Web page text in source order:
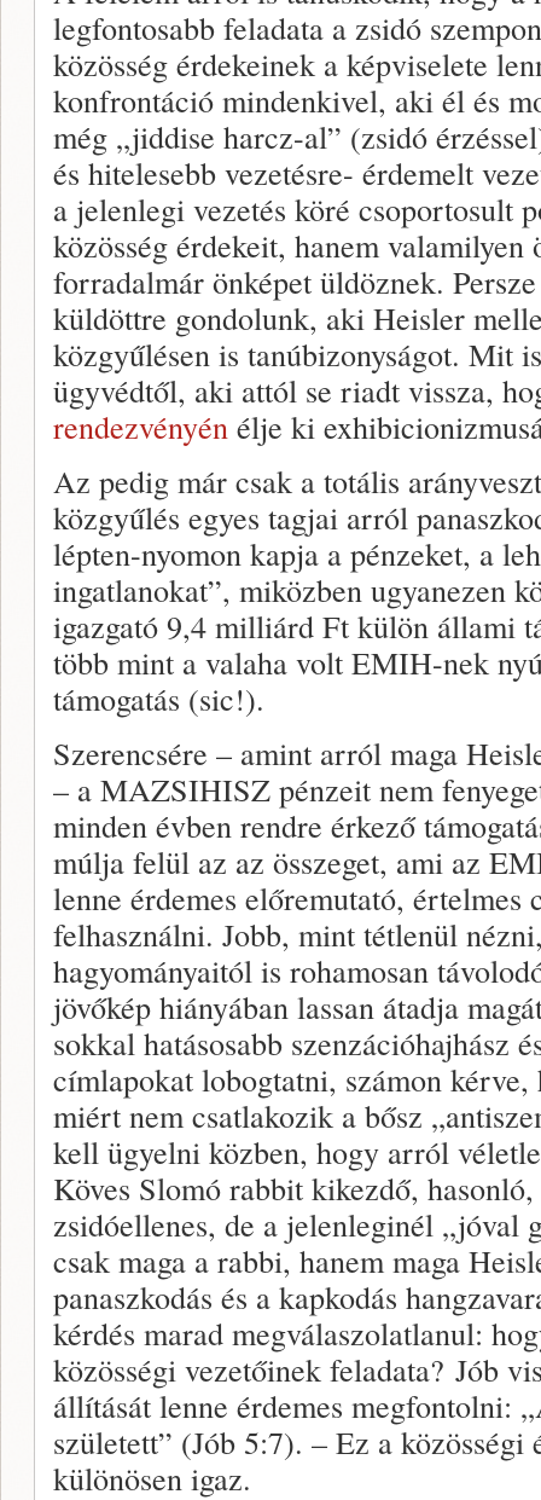
legfontosabb feladata a zsidó
közösség érdekeinek a képviselete
konfrontáció mindenkivel, aki él és
még „jiddise harcz-al” (zsidó
és hitelesebb vezetésre- érdemelt
a jelenlegi vezetés köré csoportosult
közösség érdekeit, hanem valamilyen
forradalmár önképet üldöznek.
küldöttre gondolunk, aki Heisler
közgyűlésen is tanúbizonyságot. Mit
ügyvédtől, aki attól se riadt vissza,
rendezvényén élje ki
Az pedig már csak a totális
közgyűlés egyes tagjai arról
lépten-nyomon kapja a pénzeket, a
ingatlanokat”, miközben ugyanezen
igazgató 9,4 milliárd Ft külön állami
több mint a valaha volt EMIH-nek
támogatás (sic!).
Szerencsére – amint arról maga
– a MAZSIHISZ pénzeit nem
minden évben rendre érkező
múlja felül az az összeget, ami az
lenne érdemes előremutató, értelmes
felhasználni. Jobb, mint tétlenül
hagyományaitól is rohamosan
jövőkép hiányában lassan átadja
sokkal hatásosabb szenzációhajhász
címlapokat lobogtatni, számon
miért nem csatlakozik a bősz
kell ügyelni közben, hogy arról
Köves Slomó rabbit kikezdő,
zsidóellenes, de a jelenleginél „jóval
csak maga a rabbi, hanem maga
panaszkodás és a kapkodás
kérdés marad megválaszolatlanul:
közösségi vezetőinek feladata? Jób
állítását lenne érdemes megfontolni:
született” (Jób 5:7). – Ez a közösségi
különösen igaz.